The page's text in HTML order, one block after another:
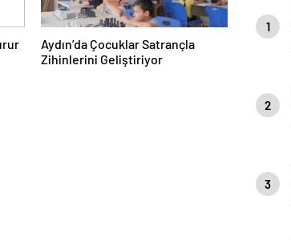
Aydın’da Çocuklar Satrançla
Zihinlerini Geliştiriyor
1
2
3